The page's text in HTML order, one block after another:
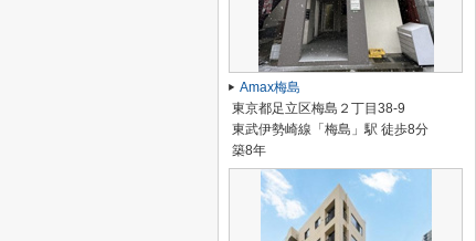
Amax梅島
東京都足立区梅島２丁目38-9
東武伊勢崎線「梅島」駅 徒歩8分
築8年